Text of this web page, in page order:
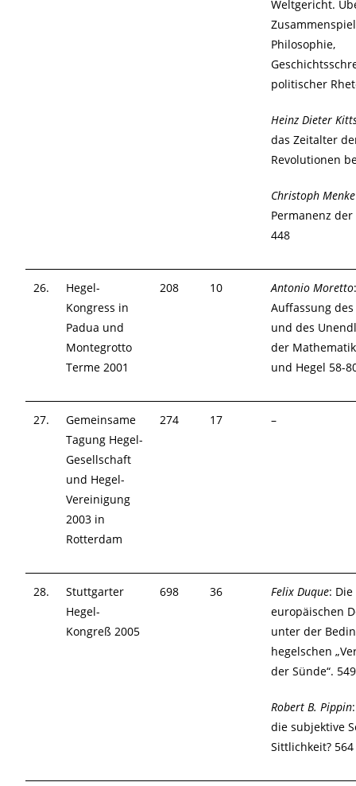
Weltgericht.
Philosophie,
politischer
Heinz Dieter
das Zeitalter
Revolutionen
Christoph Menke
Permanenz
448
26.
Hegel-
Kongress in
Padua und
Montegrotto
Terme 2001
208 10 Antonio Moretto
Auffassung
und des
der
und Hegel 58-
27.
Gemeinsame
Tagung Hegel-
Gesellschaft
und Hegel-
Vereinigung
2003 in
Rotterdam
274 17 –
28.
Stuttgarter
Hegel-
Kongreß 2005
698 36 Felix Duque:
europäischen
unter der
hegelschen
der Sünde“. 549
Robert B. Pippin
die subjektive
Sittlichkeit? 564